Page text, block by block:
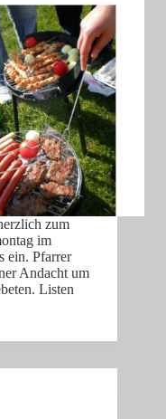
zum
im
ein. Pfarrer
Andacht um
Listen